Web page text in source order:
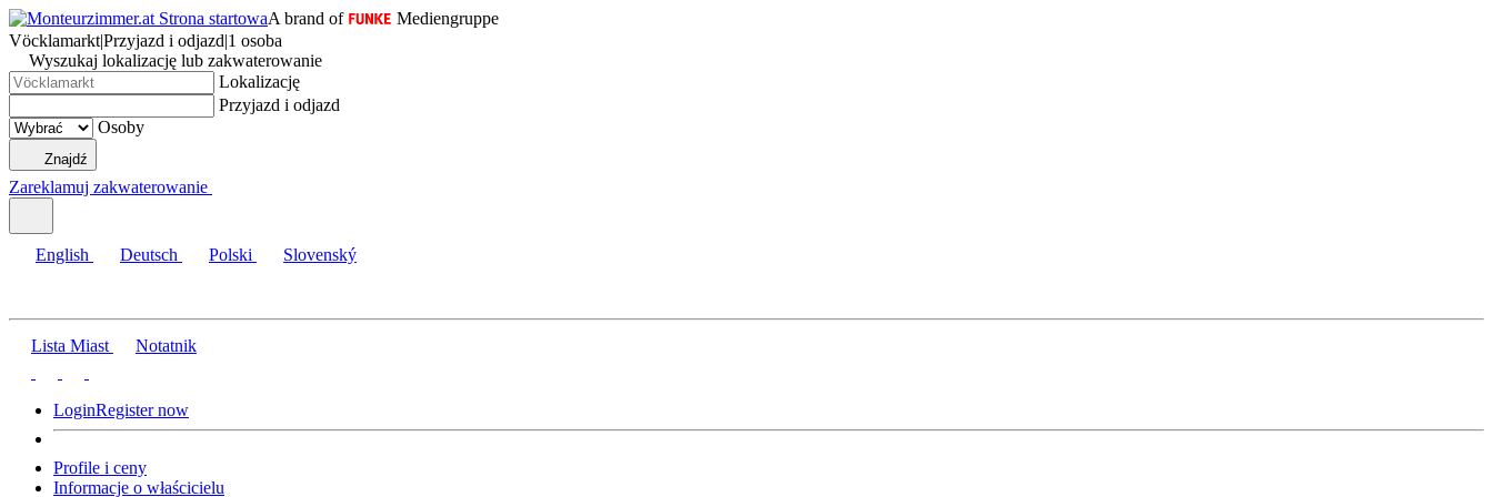
A brand of
Mediengruppe
Vöcklamarkt|Przyjazd i odjazd|1 osoba
Wyszukaj lokalizację lub zakwaterowanie
Lokalizację
Przyjazd i odjazd
Osoby
Znajdź
Zareklamuj zakwaterowanie
English Deutsch Polski Slovenský
Lista Miast Notatnik
LoginRegister now
Profile i ceny
Informacje o właścicielu